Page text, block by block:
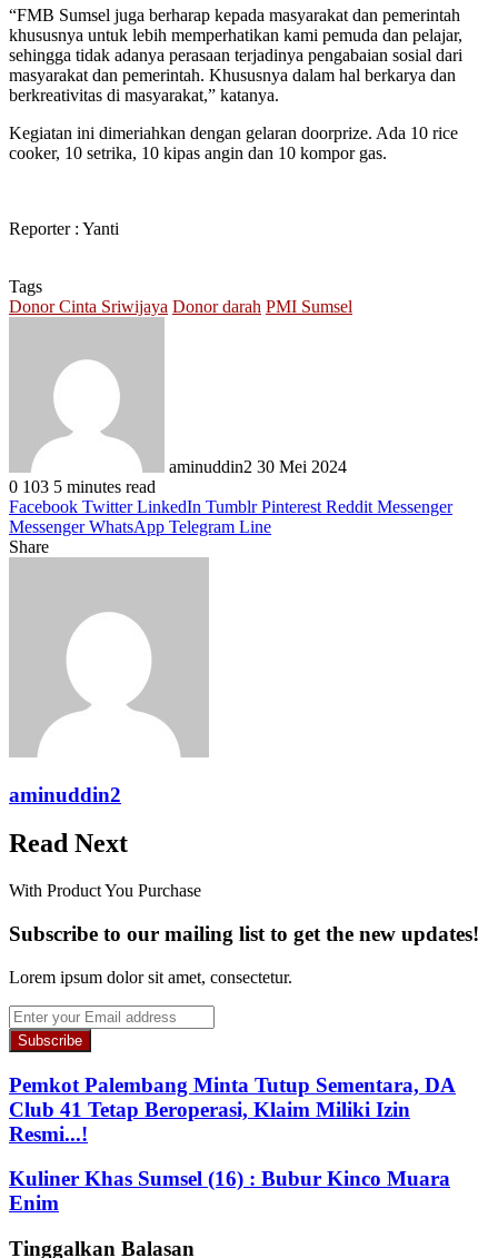
“FMB Sumsel juga berharap kepada masyarakat dan pemerintah
khususnya untuk lebih memperhatikan kami pemuda dan pelajar,
sehingga tidak adanya perasaan terjadinya pengabaian sosial dari
masyarakat dan pemerintah. Khususnya dalam hal berkarya dan
berkreativitas di masyarakat,” katanya.
Kegiatan ini dimeriahkan dengan gelaran doorprize. Ada 10 rice
cooker, 10 setrika, 10 kipas angin dan 10 kompor gas.
Reporter : Yanti
Tags
Donor Cinta Sriwijaya Donor darah PMI Sumsel
aminuddin2 30 Mei 2024
0 103 5 minutes read
Facebook Twitter LinkedIn Tumblr Pinterest Reddit Messenger
Messenger WhatsApp Telegram Line
Share
aminuddin2
Read Next
With Product You Purchase
Subscribe to our mailing list to get the new updates!
Lorem ipsum dolor sit amet, consectetur.
Enter
your
Email
address
Pemkot Palembang Minta Tutup Sementara, DA
Club 41 Tetap Beroperasi, Klaim Miliki Izin
Resmi...!
Kuliner Khas Sumsel (16) : Bubur Kinco Muara
Enim
Tinggalkan Balasan